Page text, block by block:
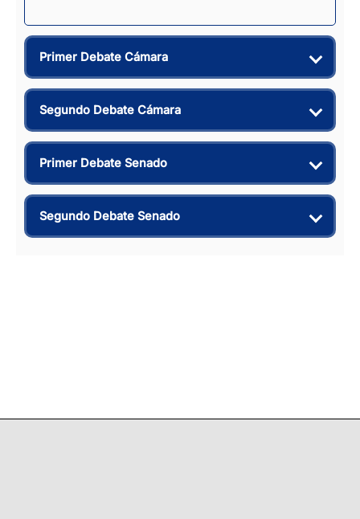
Primer Debate Cámara
Segundo Debate Cámara
Primer Debate Senado
Segundo Debate Senado